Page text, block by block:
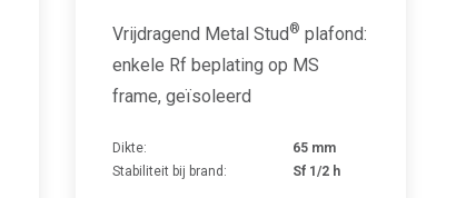
Vrijdragend Metal Stud ® plafond:
enkele Rf beplating op MS
frame, geïsoleerd
Dikte:
65 mm
Stabiliteit bij brand:
Sf 1/2 h